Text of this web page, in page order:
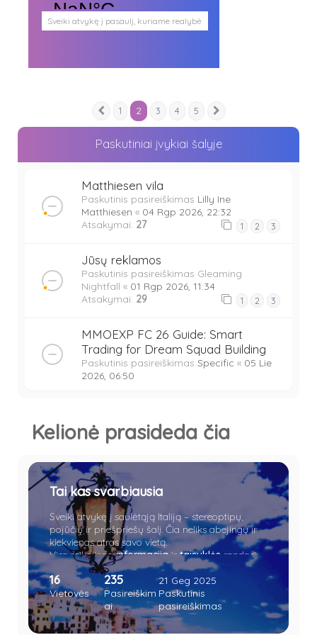
Sveiki atvykę į pasaulį, kuriame realybė
persipina su mistika. Pasaulį, kuris
Parašai ir tekstai
Noriu meeto
Nemirtingųjų būstinė
Ankstesnis
1 2 3 4 5
Paskutiniai įvykiai šalyje
Matthiesen vila
Paskutinis pasireiškimas Lilly Ine
Matthiesen « 04 Rgp 2026, 22:32
Atsakymai: 27 1 2 3
Jūsų reklamos
Paskutinis pasireiškimas Gleaming
Nightfall « 01 Rgp 2026, 11:34
Atsakymai: 29 1 2 3
MMOEXP FC 26 Guide: Smart
Trading for Dream Squad Building
Paskutinis pasireiškimas Specific « 05 Lie
2026, 06:50
Kelionė prasideda čia
Tai kas svarbiausia
Sveiki atvykę į saulėtąją Italiją – stereoptipų,
pojūčių ir priešpriešų šalį. Čia neliks abejingų ir
kiekvienas atras savo vietą.
Visa reikalingainformacija ir taisyklės randasi
16
Vietovės
235
Pasireiškim
ai
21 Geg 2025
Paskutinis
pasireiškimas